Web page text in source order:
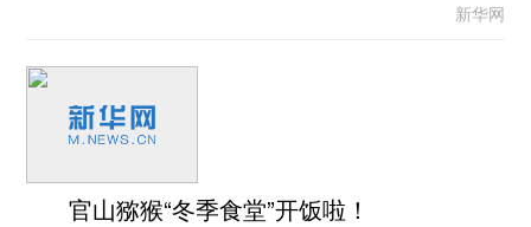
新华网
官山猕猴“冬季食堂”开饭啦！